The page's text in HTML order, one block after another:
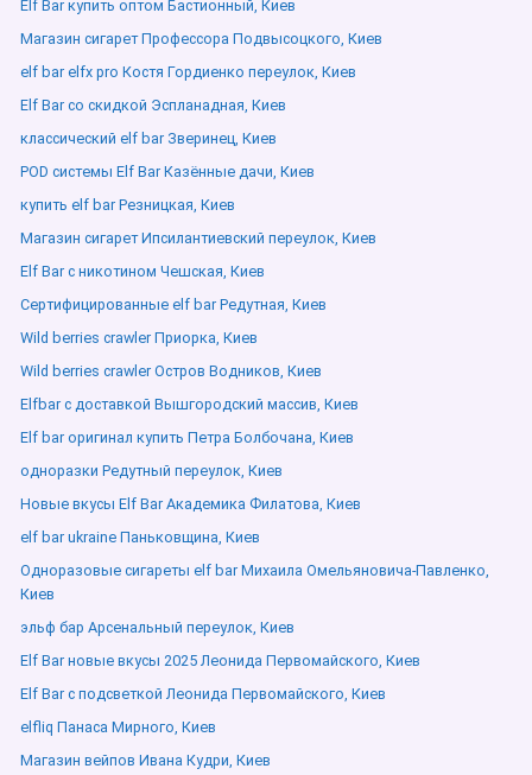
Elf Bar купить оптом Бастионный, Киев
Магазин сигарет Профессора Подвысоцкого, Киев
elf bar elfx pro Костя Гордиенко переулок, Киев
Elf Bar со скидкой Эспланадная, Киев
классический elf bar Зверинец, Киев
POD системы Elf Bar Казённые дачи, Киев
купить elf bar Резницкая, Киев
Магазин сигарет Ипсилантиевский переулок, Киев
Elf Bar с никотином Чешская, Киев
Сертифицированные elf bar Редутная, Киев
Wild berries crawler Приорка, Киев
Wild berries crawler Остров Водников, Киев
Elfbar с доставкой Вышгородский массив, Киев
Elf bar оригинал купить Петра Болбочана, Киев
одноразки Редутный переулок, Киев
Новые вкусы Elf Bar Академика Филатова, Киев
elf bar ukraine Паньковщина, Киев
Одноразовые сигареты elf bar Михаила Омельяновича-Павленко,
Киев
эльф бар Арсенальный переулок, Киев
Elf Bar новые вкусы 2025 Леонида Первомайского, Киев
Elf Bar с подсветкой Леонида Первомайского, Киев
elfliq Панаса Мирного, Киев
Магазин вейпов Ивана Кудри, Киев